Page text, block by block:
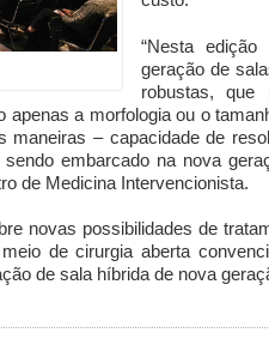
“Nesta
geração de
robustas, que
a morfologia ou o
maneiras – capacidade de
embarcado na nova
de Medicina Intervencionista.
novas possibilidades de
de cirurgia aberta
de sala híbrida de nova